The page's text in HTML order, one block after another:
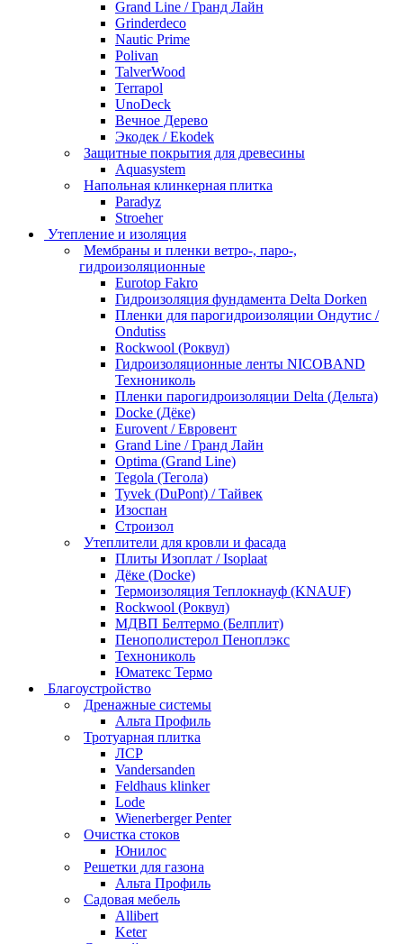
Grand Line / Гранд Лайн
Grinderdeco
Nautic Prime
Polivan
TalverWood
Terrapol
UnoDeck
Вечное Дерево
Экодек / Ekodek
Защитные покрытия для древесины
Aquasystem
Напольная клинкерная плитка
Paradyz
Stroeher
Утепление и изоляция
Мембраны и пленки ветро-, паро-,
гидроизоляционные
Eurotop Fakro
Гидроизоляция фундамента Delta Dorken
Пленки для парогидроизоляции Ондутис /
Ondutiss
Rockwool (Роквул)
Гидроизоляционные ленты NICOBAND
Технониколь
Пленки парогидроизоляции Delta (Дельта)
Docke (Дёке)
Eurovent / Евровент
Grand Line / Гранд Лайн
Optima (Grand Line)
Tegola (Тегола)
Tyvek (DuPont) / Тайвек
Изоспан
Строизол
Утеплители для кровли и фасада
Плиты Изоплат / Isoplaat
Дёке (Docke)
Термоизоляция Теплокнауф (KNAUF)
Rockwool (Роквул)
МДВП Белтермо (Белплит)
Пенополистерол Пеноплэкс
Технониколь
Юматекс Термо
Благоустройство
Дренажные системы
Альта Профиль
Тротуарная плитка
ЛСР
Vandersanden
Feldhaus klinker
Lode
Wienerberger Penter
Очистка стоков
Юнилос
Решетки для газона
Альта Профиль
Садовая мебель
Allibert
Keter